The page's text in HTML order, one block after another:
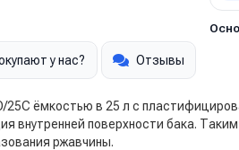
у нас? Отзывы
ёмкостью в 25 л с
внутренней поверхности бака.
ржавчины.